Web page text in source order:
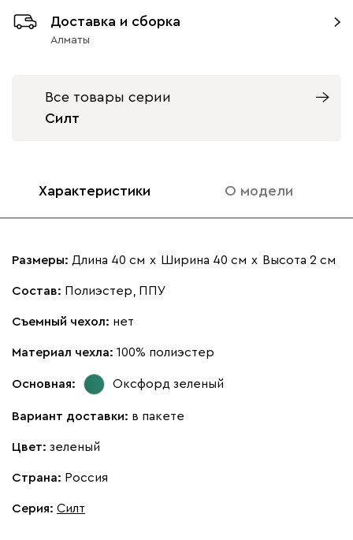
Доставка и сборка
Алматы
Все товары серии
Силт
Характеристики О модели
Размеры: Длина 40 см х Ширина 40 см х Высота 2 см
Состав: Полиэстер, ППУ
Съемный чехол: нет
Материал чехла: 100% полиэстер
Основная: Оксфорд зеленый
Вариант доставки: в пакете
Цвет: зеленый
Страна: Россия
Серия: Силт